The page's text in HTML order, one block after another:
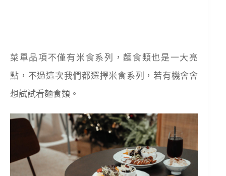
菜單品項不僅有米食系列，麵食類也是一大亮
點，不過這次我們都選擇米食系列，若有機會會
想試試看麵食類。